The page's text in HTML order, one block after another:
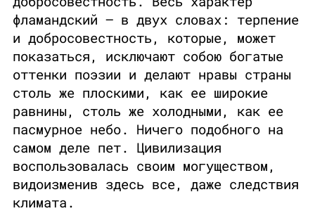
фламандский — в двух словах: терпение
и добросовестность, которые, может
показаться, исключают собою богатые
оттенки поэзии и делают нравы страны
столь же плоскими, как ее широкие
равнины, столь же холодными, как ее
пасмурное небо. Ничего подобного на
самом деле пет. Цивилизация
воспользовалась своим могуществом,
видоизменив здесь все, даже следствия
климата.